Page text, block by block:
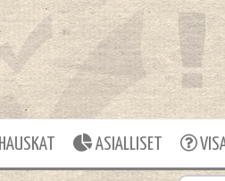
HAUSKAT ASIALLISET